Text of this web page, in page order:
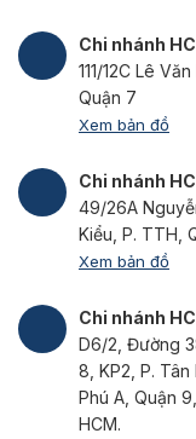
Chi nhánh
111/12C Lê
Quận 7
Xem bản đồ
Chi nhánh
49/26A
Kiểu, P. TTH,
Xem bản đồ
Chi nhánh
D6/2, Đường
8, KP2, P. Tân
Phú A, Quận
HCM.